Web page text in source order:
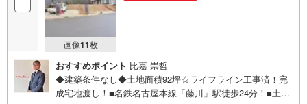
画像11枚
おすすめポイント 比嘉 崇哲
◆建築条件なし◆土地面積92坪☆ライフライン工事済！完
成宅地渡し！■名鉄名古屋本線「藤川」駅徒歩24分！■土地